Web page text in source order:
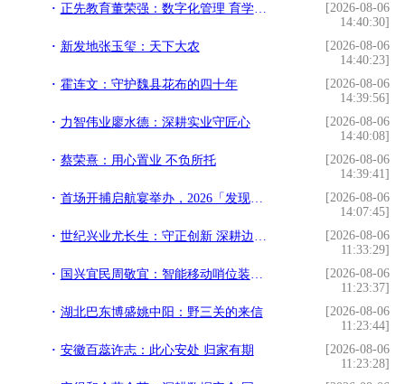
正先教育董荣强：数字化管理 育学子成长
[2026-08-06
14:40:30]
新发地张玉玺：天下大农
[2026-08-06
14:40:23]
霍连文：守护魏县花布的四十年
[2026-08-06
14:39:56]
力智伟业廖水德：深耕实业守匠心
[2026-08-06
14:40:08]
蔡荣熹：用心置业 不负所托
[2026-08-06
14:39:41]
首场开捕启航宴举办，2026「发现宝藏小城」鲜动舟山
[2026-08-06
14:07:45]
世纪兴业尤长生：守正创新 深耕边疆启新程
[2026-08-06
11:33:29]
国兴宜民周敬宜：智能移动哨位装备 为基层应急履职赋能防患未然
[2026-08-06
11:23:37]
湖北巴东博盛姚中阳：野三关的来信
[2026-08-06
11:23:44]
安徽百蕊许志：此心安处 归家有期
[2026-08-06
11:23:28]